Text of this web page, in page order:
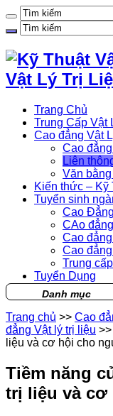
Vật Lý Trị
Trang Chủ
Trung Cấp Vật
Cao đẳng Vật
Cao
Liên
Văn
Kiến thức – Kỹ
Tuyển sinh
Cao
CAo
Cao
Cao
Trung
Tuyển Dụng
Danh mục
Trang chủ >> Cao
đẳng Vật lý trị liệu >>
liệu và cơ hội cho
Tiềm năng
trị liệu và